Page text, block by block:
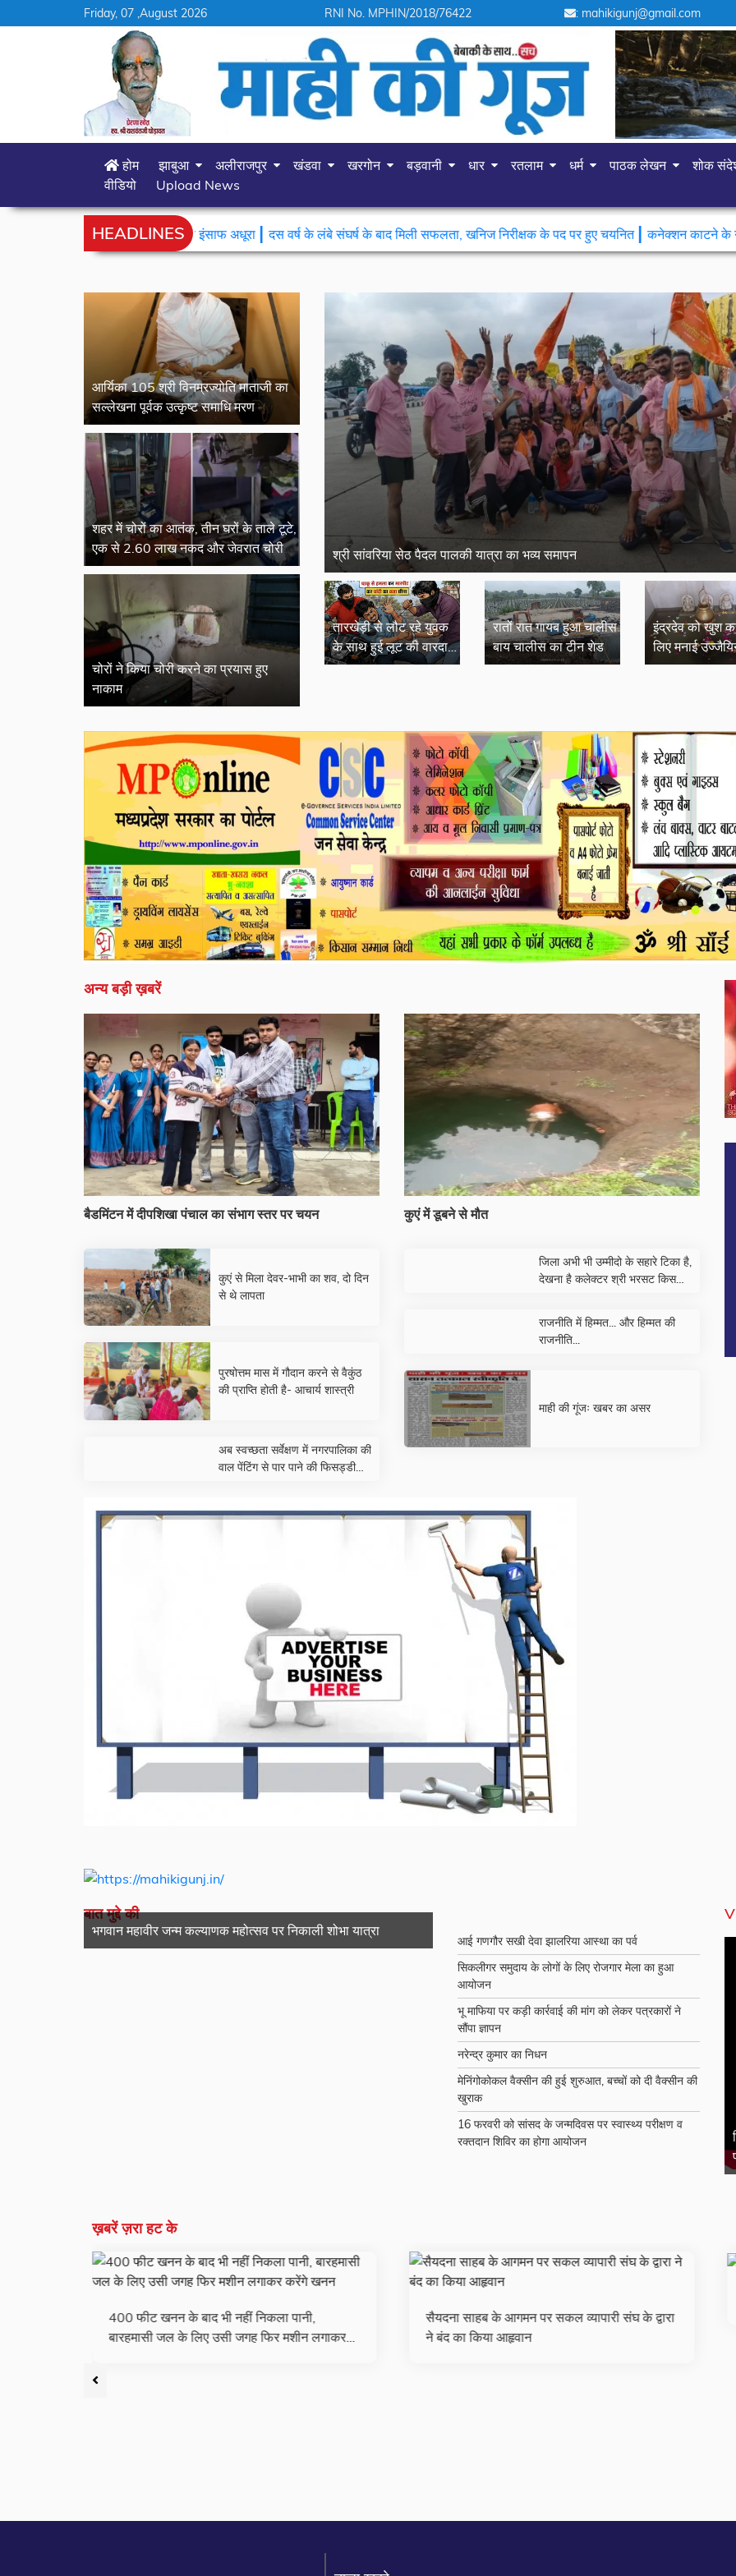
Friday, 07 ,August 2026 RNI No. MPHIN/2018/76422 : mahikigunj@gmail.com
होम झाबुआ अलीराजपुर खंडवा खरगोन बड़वानी धार रतलाम धर्म पाठक लेखन शोक
वीडियो
Upload News
HEADLINES
बाद भी कानून का इंसाफ अधूरा |दस वर्ष के लंबे संघर्ष के बाद मिली सफलता, खनिज निरीक्षक के पद पर हुए चयनित|कनेक्शन काटने के नाम पर रिश्वत की मांग,
आर्यिका 105 श्री विनम्रज्योति माताजी का
सल्लेखना पूर्वक उत्कृष्ट समाधि मरण
शहर में चोरों का आतंक, तीन घरों के ताले टूटे,
एक से 2.60 लाख नकद और जेवरात चोरी
चोरों ने किया चोरी करने का प्रयास हुए
नाकाम
श्री सांवरिया सेठ पैदल पालकी यात्रा का भव्य समापन
तारखेड़ी से लौट रहे युवक
के साथ हुई लूट की वारदात,
जांच में जुटी पुलिस
रातों रात गायब हुआ चालीस
बाय चालीस का टीन शेड
इंद्रदेव को खुश
लिए मनाई
अन्य बड़ी ख़बरें
बैडमिंटन में दीपशिखा पंचाल का संभाग स्तर पर चयन कुएं में डूबने से मौत
कुएं से मिला देवर-भाभी का शव, दो दिन
से थे लापता
पुरषोत्तम मास में गौदान करने से वैकुंठ
की प्राप्ति होती है- आचार्य शास्त्री
अब स्वच्छता सर्वेक्षण में नगरपालिका की
वाल पेंटिंग से पार पाने की फिसड्डी
जिला अभी भी उम्मीदो के सहारे टिका है,
देखना है कलेक्टर श्री भरसट किस
राजनीति में हिम्मत... और हिम्मत की
राजनीति...
माही की गूंजः खबर का असर
बात मुद्दे की
भगवान महावीर जन्म कल्याणक महोत्सव पर निकाली शोभा यात्रा
आई गणगौर सखी देवा झालरिया आस्था का पर्व
सिकलीगर समुदाय के लोगों के लिए रोजगार मेला का हुआ
आयोजन
भू माफिया पर कड़ी कार्रवाई की मांग को लेकर पत्रकारों ने
सौंपा ज्ञापन
नरेन्द्र कुमार का निधन
मेनिंगोकोकल वैक्सीन की हुई शुरुआत, बच्चों को दी वैक्सीन की
खुराक
16 फरवरी को सांसद के जन्मदिवस पर स्वास्थ्य परीक्षण व
रक्तदान शिविर का होगा आयोजन
कितना सुरिक्षत रेलवे , मनचले शराबी ने मेमू ट्रेन पर किया
ख़बरें ज़रा हट के
सैयदना साहब के आगमन पर सकल व्यापारी संघ के द्वारा
ने बंद का किया आहृवान